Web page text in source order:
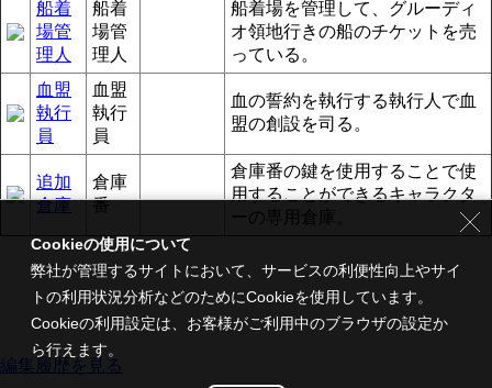
船着
場管
理人
船着
場管
理人
船着場を管理して、グルーディ
オ領地行きの船のチケットを売
っている。
血盟
執行
員
血盟
執行
員
血の誓約を執行する執行人で血
盟の創設を司る。
追加
倉庫
倉庫
番
倉庫番の鍵を使用することで使
用することができるキャラクタ
ーの専用倉庫。
編集履歴を見る
Cookieの使用について
弊社が管理するサイトにおいて、サービスの利便性向上やサイ
トの利用状況分析などのためにCookieを使用しています。
Cookieの利用設定は、お客様がご利用中のブラウザの設定か
ら行えます。